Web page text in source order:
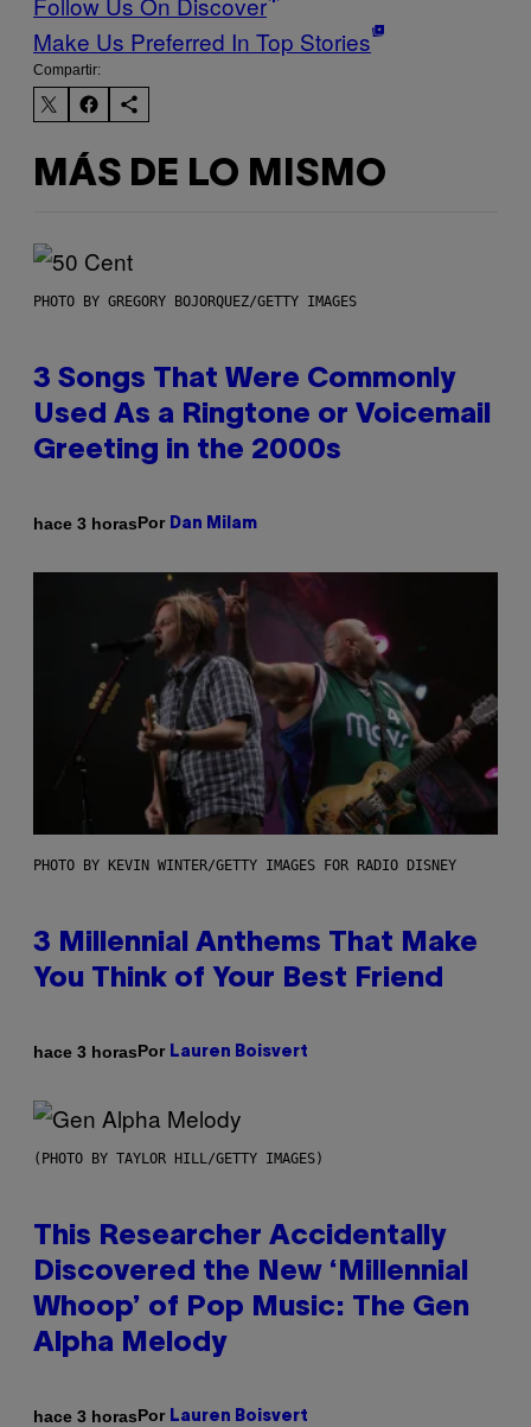
Make Us Preferred In Top Stories
Compartir:
MÁS DE LO MISMO
PHOTO BY GREGORY BOJORQUEZ/GETTY IMAGES
3 Songs That Were Commonly
Used As a Ringtone or Voicemail
Greeting in the 2000s
hace 3 horasPor Dan Milam
PHOTO BY KEVIN WINTER/GETTY IMAGES FOR RADIO DISNEY
3 Millennial Anthems That Make
You Think of Your Best Friend
hace 3 horasPor Lauren Boisvert
(PHOTO BY TAYLOR HILL/GETTY IMAGES)
This Researcher Accidentally
Discovered the New ‘Millennial
Whoop’ of Pop Music: The Gen
Alpha Melody
hace 3 horasPor Lauren Boisvert